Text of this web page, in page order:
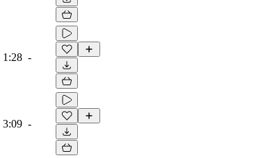
1:28 -
3:09 -